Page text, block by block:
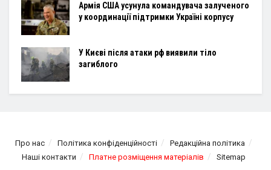
Армія США усунула командувача залученого
у координації підтримки Україні корпусу
У Києві після атаки рф виявили тіло
загиблого
Про нас Політика конфіденційності
Редакційна політика
Наші контакти
Платне розміщення матеріалів Sitemap